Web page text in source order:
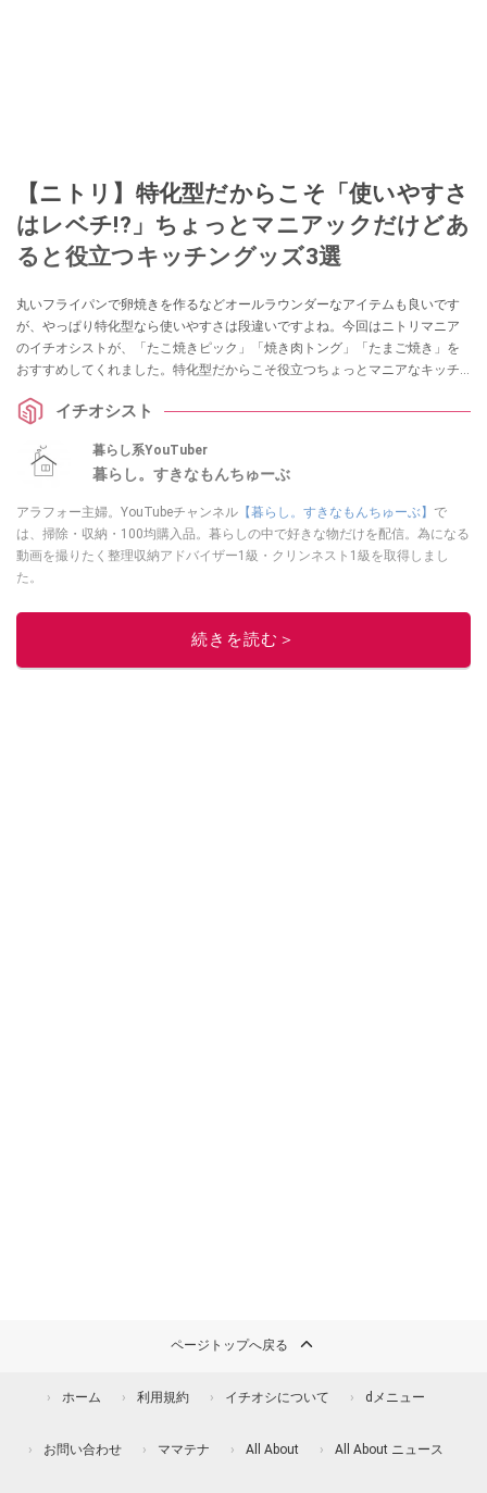
【ニトリ】特化型だからこそ「使いやすさ
はレベチ!?」ちょっとマニアックだけどあ
ると役立つキッチングッズ3選
丸いフライパンで卵焼きを作るなどオールラウンダーなアイテムも良いです
が、やっぱり特化型なら使いやすさは段違いですよね。今回はニトリマニア
のイチオシストが、「たこ焼きピック」「焼き肉トング」「たまご焼き」を
おすすめしてくれました。特化型だからこそ役立つちょっとマニアなキッチ
イチオシスト
暮らし系YouTuber
暮らし。すきなもんちゅーぶ
アラフォー主婦。YouTubeチャンネル 【暮らし。すきなもんちゅーぶ】 で
は、掃除・収納・100均購入品。暮らしの中で好きな物だけを配信。為になる
動画を撮りたく整理収納アドバイザー1級・クリンネスト1級を取得しまし
た。
このイチオシストの他の記事を読む
続きを読む＞
ページトップへ戻る
ホーム 利用規約 イチオシについて dメニュー
お問い合わせ ママテナ All About All About ニュース